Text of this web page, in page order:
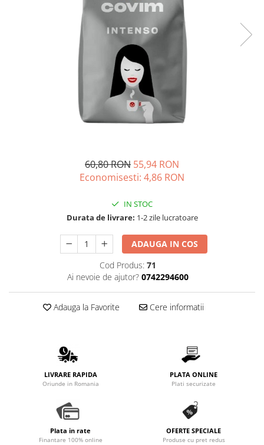
60,80 RON 55,94 RON
Economisesti: 4,86 RON
IN STOC
Durata de livrare: 1-2 zile lucratoare
ADAUGA IN COS
Cod Produs: 71
Ai nevoie de ajutor? 0742294600
Adauga la Favorite Cere informatii
LIVRARE RAPIDA
Oriunde in Romania
PLATA ONLINE
Plati securizate
Plata in rate
Finantare 100% online
OFERTE SPECIALE
Produse cu pret redus